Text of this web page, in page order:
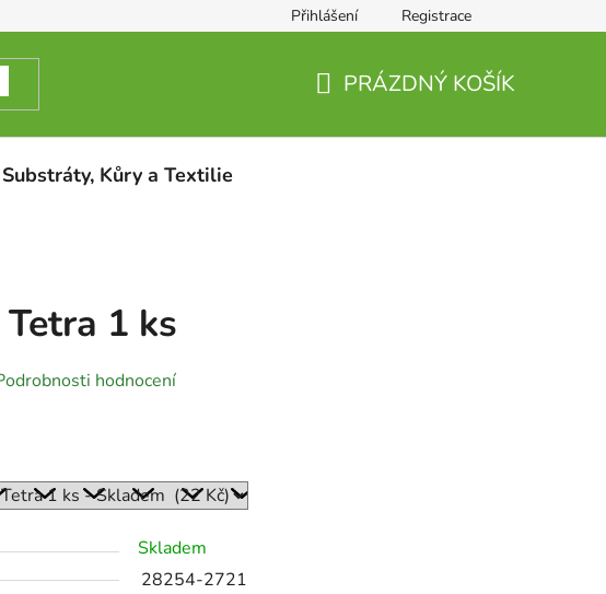
Přihlášení Registrace
PRÁZDNÝ KOŠÍK
Substráty, Kůry a Textilie
1 ks
hodnocení
Skladem
28254-2721